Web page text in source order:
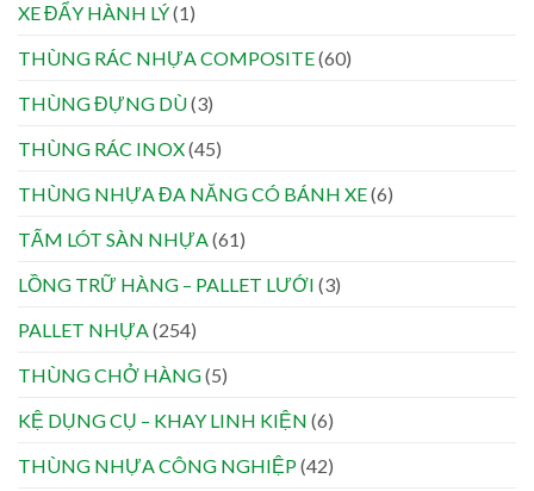
XE ĐẨY HÀNH LÝ(1)
THÙNG RÁC NHỰA COMPOSITE(60)
THÙNG ĐỰNG DÙ(3)
THÙNG RÁC INOX(45)
THÙNG NHỰA ĐA NĂNG CÓ BÁNH XE(6)
TẤM LÓT SÀN NHỰA(61)
LỒNG TRỮ HÀNG – PALLET LƯỚI (3)
PALLET NHỰA(254)
THÙNG CHỞ HÀNG(5)
KỆ DỤNG CỤ – KHAY LINH KIỆN (6)
THÙNG NHỰA CÔNG NGHIỆP(42)